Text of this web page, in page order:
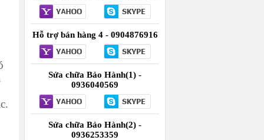
Hỗ trợ bán hàng 4 - 0904876916
Sửa chữa Bảo Hành(1) -
0936040569
Sửa chữa Bảo Hành(2) -
0936253359